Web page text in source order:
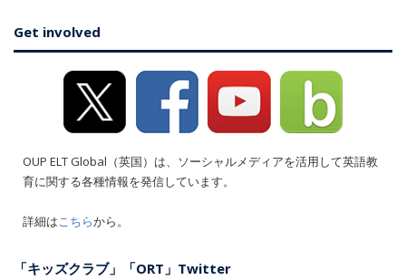
Get involved
OUP ELT Global（英国）は、ソーシャルメディアを活用して英語教
育に関する各種情報を発信しています。
詳細はこちらから。
「キッズクラブ」「ORT」Twitter